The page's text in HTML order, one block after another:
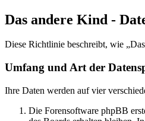
Das andere Kind -
Diese Richtlinie beschreibt, wie
Umfang und Art der
Ihre Daten werden auf vier
Die Forensoftware phpBB